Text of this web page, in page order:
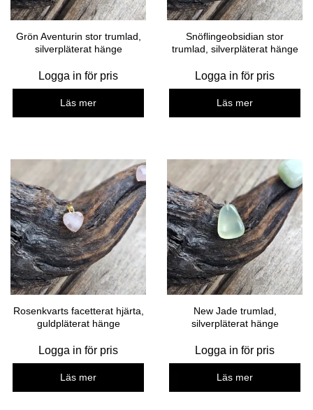
Grön Aventurin stor trumlad,
silverpläterat hänge
Logga in för pris
Läs mer
Snöflingeobsidian stor
trumlad, silverpläterat hänge
Logga in för pris
Läs mer
Rosenkvarts facetterat hjärta,
guldpläterat hänge
Logga in för pris
Läs mer
New Jade trumlad,
silverpläterat hänge
Logga in för pris
Läs mer